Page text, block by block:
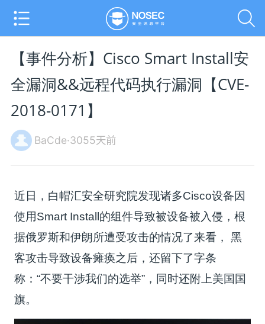
【事件分析】Cisco Smart Install安
全漏洞&&远程代码执行漏洞【CVE-
2018-0171】
BaCde·3055天前
近日，白帽汇安全研究院发现诸多Cisco设备因
使用Smart Install的组件导致被设备被入侵，根
据俄罗斯和伊朗所遭受攻击的情况了来看， 黑
客攻击导致设备瘫痪之后，还留下了字条
称：“不要干涉我们的选举”，同时还附上美国国
旗。